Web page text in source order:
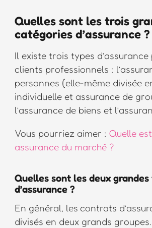
Quelles sont les trois
catégories d’assurance ?
Il existe trois types d’assurance
clients professionnels :
personnes (elle-même divisée
individuelle et assurance de
l’assurance de biens et
Vous pourriez aimer : Quelle
assurance du marché ?
Quelles sont les deux
d’assurance ?
En général, les contrats
divisés en deux grands groupes.